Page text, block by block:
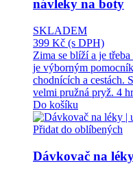
návleky na boty
SKLADEM
399 Kč (s DPH)
Zima se blíží a je
je výborným
chodnících a cestách.
velmi pružná pryž. 4
Do košíku
Přidat do oblíbených
Dávkovač na